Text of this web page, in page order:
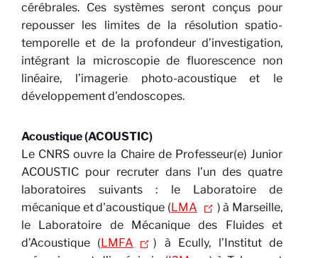
cérébrales. Ces systèmes seront conçus pour
repousser les limites de la résolution spatio-
temporelle et de la profondeur d’investigation,
intégrant la microscopie de fluorescence non
linéaire, l’imagerie photo-acoustique et le
développement d'endoscopes.
Acoustique (ACOUSTIC)
Le CNRS ouvre la Chaire de Professeur(e) Junior
ACOUSTIC pour recruter dans l’un des quatre
laboratoires suivants : le Laboratoire de
mécanique et d'acoustique (LMA
) à Marseille,
le Laboratoire de Mécanique des Fluides et
d’Acoustique (LMFA
) à Ecully, l’Institut de